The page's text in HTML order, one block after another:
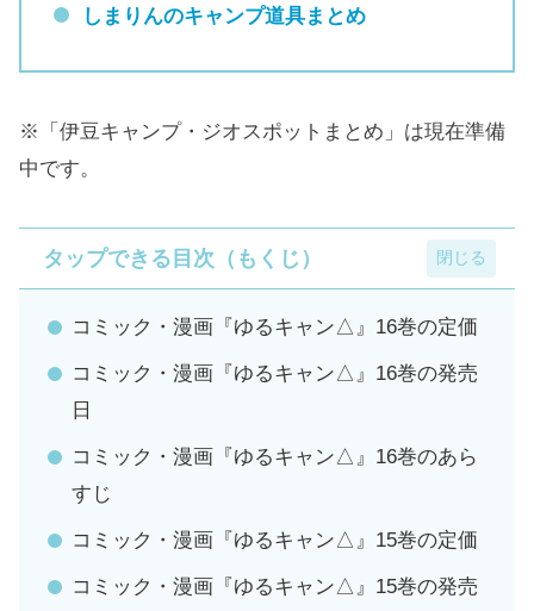
しまりんのキャンプ道具まとめ
※「伊豆キャンプ・ジオスポットまとめ」は現在準備
中です。
タップできる目次（もくじ）
コミック・漫画『ゆるキャン△』16巻の定価
コミック・漫画『ゆるキャン△』16巻の発売
日
コミック・漫画『ゆるキャン△』16巻のあら
すじ
コミック・漫画『ゆるキャン△』15巻の定価
コミック・漫画『ゆるキャン△』15巻の発売